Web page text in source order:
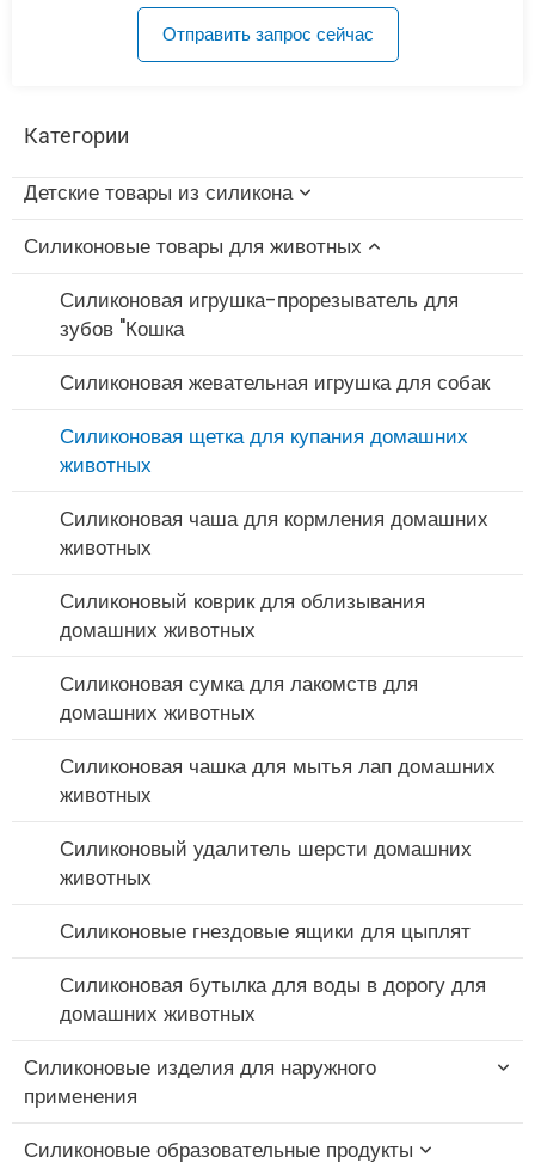
Категории
Детские товары из силикона
Силиконовые игрушки для купания младенцев
Силиконовая щетка для бутылочек
кормления
Силиконовый нагрудник
Силиконовая пустышка
Чашка с силиконовой соломинкой
Силиконовый молокоотсос
Силиконовый чехол-держатель для пустышки
Силиконовые товары для животных
Силиконовая игрушка-прорезыватель для
зубов "Кошка
Силиконовая жевательная игрушка для собак
Силиконовая щетка для купания домашних
животных
Силиконовая чаша для кормления домашних
животных
Силиконовый коврик для облизывания
домашних животных
Силиконовая сумка для лакомств для
домашних животных
Силиконовая чашка для мытья лап домашних
животных
Силиконовый удалитель шерсти домашних
животных
Силиконовые гнездовые ящики для цыплят
Силиконовая бутылка для воды в дорогу для
домашних животных
Силиконовые изделия для наружного
применения
Силиконовая складная чашка
Силиконовые образовательные продукты
Отправить запрос сейчас